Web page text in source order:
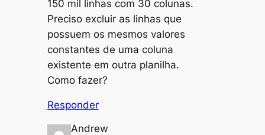
150 mil linhas com 30 colunas.
Preciso excluir as linhas que
possuem os mesmos valores
constantes de uma coluna
existente em outra planilha.
Como fazer?
Responder
Andrew